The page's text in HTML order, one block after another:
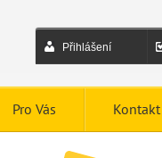
Přihlášení
Pro Vás Kontakt